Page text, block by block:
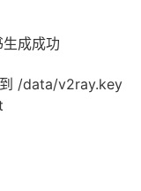
/data/v2ray.key